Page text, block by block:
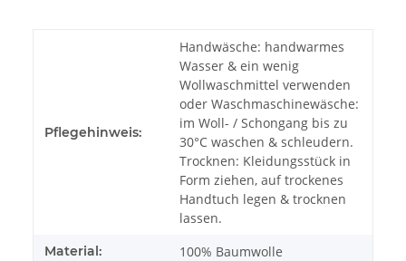
Pflegehinweis:
Handwäsche: handwarmes
Wasser & ein wenig
Wollwaschmittel verwenden
oder Waschmaschinewäsche:
im Woll- / Schongang bis zu
30°C waschen & schleudern.
Trocknen: Kleidungsstück in
Form ziehen, auf trockenes
Handtuch legen & trocknen
lassen.
Material: 100% Baumwolle